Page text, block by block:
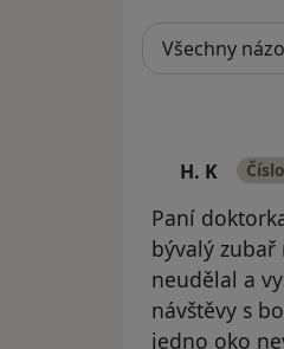
H. K
Paní
bývalý zubař
neudělal a
návštěvy s
jedno oko